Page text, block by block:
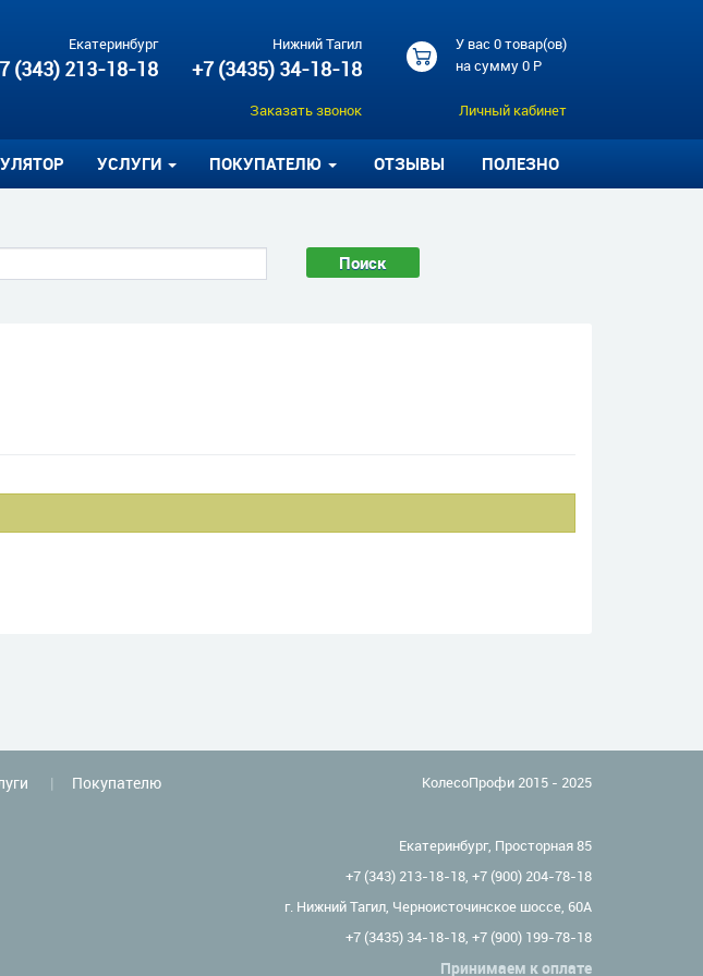
Екатеринбург
(343) 213-18-18
Нижний Тагил
+7 (3435) 34-18-18
Заказать звонок
У вас 0 товар(ов)
на сумму0 Р
Личный кабинет
УСЛУГИ ПОКУПАТЕЛЮ ОТЗЫВЫ ПОЛЕЗНО
Поиск
Покупателю
КолесоПрофи 2015 - 2025
Екатеринбург, Просторная 85
+7 (343) 213-18-18, +7 (900) 204-78-18
г. Нижний Тагил, Черноисточинское шоссе, 60А
+7 (3435) 34-18-18, +7 (900) 199-78-18
Принимаем к оплате